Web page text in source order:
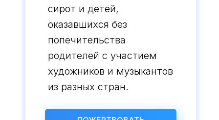
сирот и детей,
оказавшихся без
попечительства
родителей с участием
художников и музыкантов
из разных стран.